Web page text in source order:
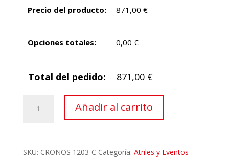
Precio del producto: 871,00 €
Opciones totales: 0,00 €
Total del pedido: 871,00 €
conferencia
Añadir al carrito
SKU: CRONOS 1203-C Categoría: Atriles y Eventos